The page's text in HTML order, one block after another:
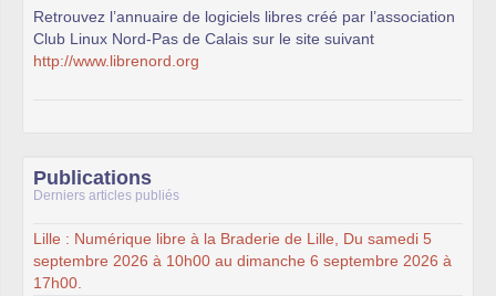
Retrouvez l’annuaire de logiciels libres créé par l’association
Club Linux Nord-Pas de Calais sur le site suivant
http://www.librenord.org
Publications
Derniers articles publiés
Lille : Numérique libre à la Braderie de Lille, Du samedi 5
septembre 2026 à 10h00 au dimanche 6 septembre 2026 à
17h00.